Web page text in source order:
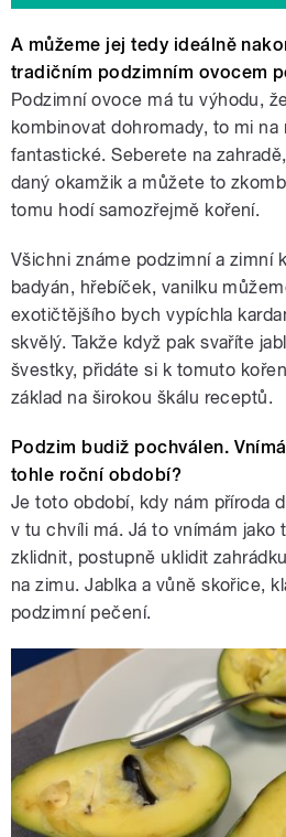
A můžeme jej tedy ideálně
tradičním podzimním ovocem
Podzimní ovoce má tu výhodu,
kombinovat dohromady, to mi na
fantastické. Seberete na
daný okamžik a můžete to
tomu hodí samozřejmě koření.
Všichni známe podzimní a zimní
badyán, hřebíček, vanilku
exotičtějšího bych vypíchla
skvělý. Takže když pak svaříte
švestky, přidáte si k tomuto
základ na širokou škálu receptů.
Podzim budiž pochválen.
tohle roční období?
Je toto období, kdy nám příroda
v tu chvíli má. Já to vnímám jako
zklidnit, postupně uklidit
na zimu. Jablka a vůně skořice,
podzimní pečení.